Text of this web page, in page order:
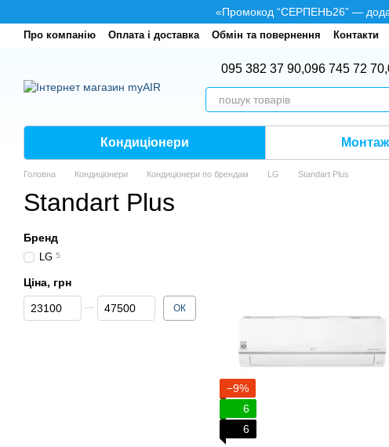
«Промокод “СЕРПЕНЬ26” —
Про компанію Оплата і доставка Обмін та повернення Контакти
095 382 37 90,096 745 72 70,
Кондиціонери
Головна Кондиціонери Кондиціонери по брендам LG Standart Plus
Standart Plus
−9%
6
6
Бренд
LG 5
Ціна, грн
Від Ціна, грн
До Ціна, грн ОК